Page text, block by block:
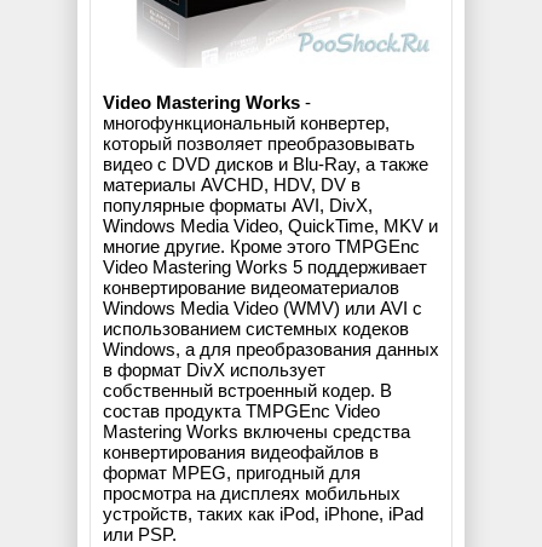
Video Mastering Works -
многофункциональный конвертер,
который позволяет преобразовывать
видео с DVD дисков и Blu-Ray, а также
материалы AVCHD, HDV, DV в
популярные форматы AVI, DivX,
Windows Media Video, QuickTime, MKV и
многие другие. Кроме этого TMPGEnc
Video Mastering Works 5 поддерживает
конвертирование видеоматериалов
Windows Media Video (WMV) или AVI с
использованием системных кодеков
Windows, а для преобразования данных
в формат DivX использует
собственный встроенный кодер. В
состав продукта TMPGEnc Video
Mastering Works включены средства
конвертирования видеофайлов в
формат MPEG, пригодный для
просмотра на дисплеях мобильных
устройств, таких как iPod, iPhone, iPad
или PSP.